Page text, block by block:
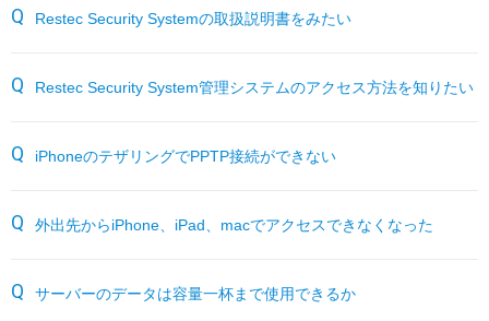
パートナーサイト
Restec Security Systemの取扱説明書をみたい
Restec Security System管理システムのアクセス方法を知りたい
iPhoneのテザリングでPPTP接続ができない
外出先からiPhone、iPad、macでアクセスできなくなった
サーバーのデータは容量一杯まで使用できるか